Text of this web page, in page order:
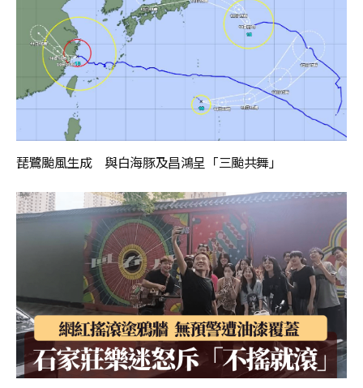
琵鷺颱風生成 與白海豚及昌鴻呈「三颱共舞」